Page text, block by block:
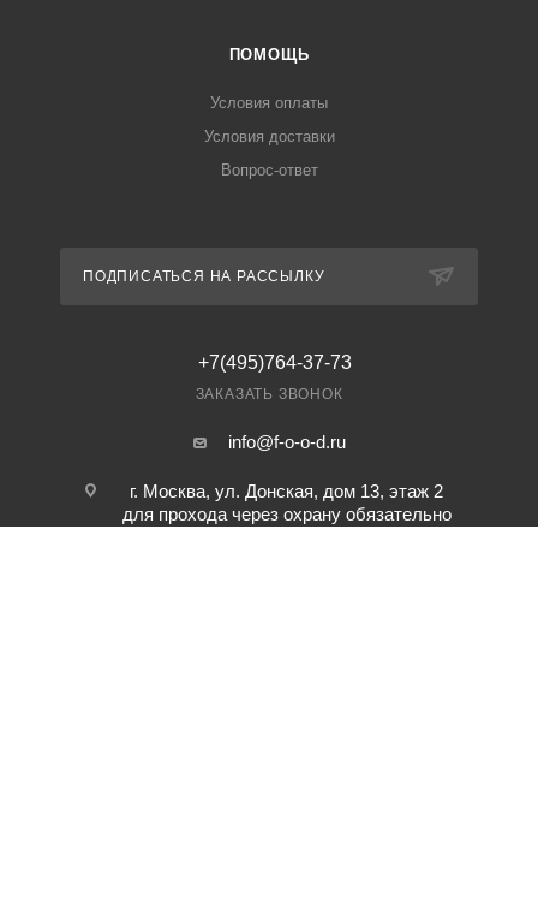
ПОМОЩЬ
Условия оплаты
Условия доставки
Вопрос-ответ
ПОДПИСАТЬСЯ НА РАССЫЛКУ
+7(495)764-37-73
ЗАКАЗАТЬ ЗВОНОК
info@f-o-o-d.ru
г. Москва, ул. Донская, дом 13, этаж 2
для прохода через охрану обязательно